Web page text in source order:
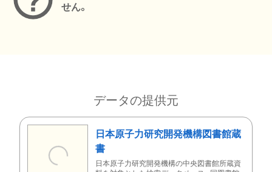
せん。
データの提供元
日本原子力研究開発機構図書館蔵
書
日本原子力研究開発機構の中央図書館所蔵資